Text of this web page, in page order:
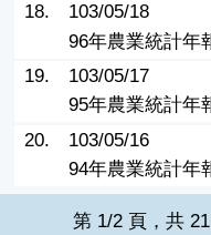
18.
103/05/18
96年農業統計年
19.
103/05/17
95年農業統計年
20.
103/05/16
94年農業統計年
第 1/2 頁，共